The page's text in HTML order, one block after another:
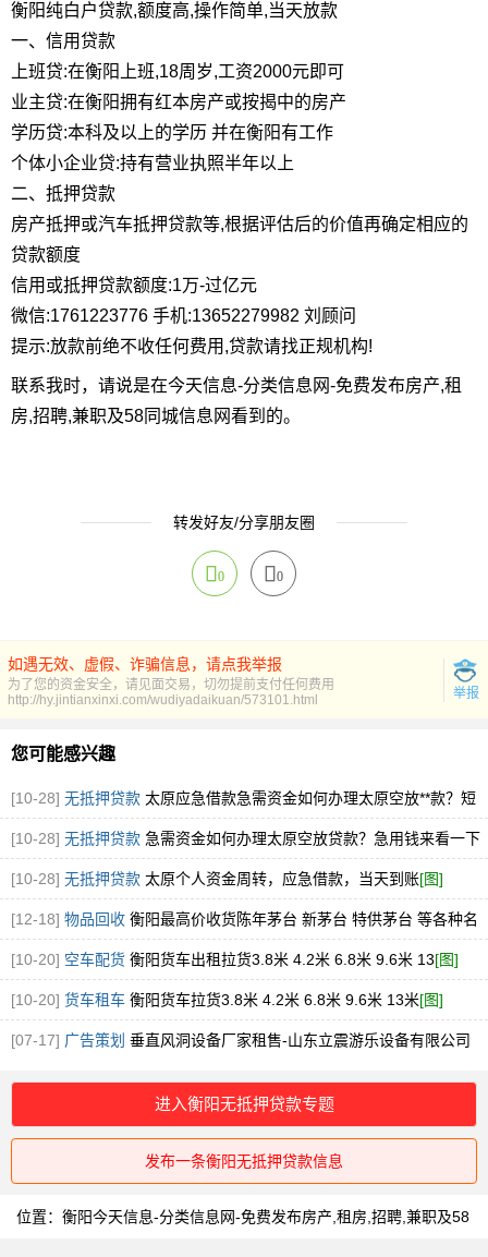
衡阳纯白户贷款,额度高,操作简单,当天放款
一、信用贷款
上班贷:在衡阳上班,18周岁,工资2000元即可
业主贷:在衡阳拥有红本房产或按揭中的房产
学历贷:本科及以上的学历 并在衡阳有工作
个体小企业贷:持有营业执照半年以上
二、抵押贷款
房产抵押或汽车抵押贷款等,根据评估后的价值再确定相应的
贷款额度
信用或抵押贷款额度:1万-过亿元
微信:1761223776 手机:13652279982 刘顾问
提示:放款前绝不收任何费用,贷款请找正规机构!
联系我时，请说是在今天信息-分类信息网-免费发布房产,租
房,招聘,兼职及58同城信息网看到的。
转发好友/分享朋友圈
0 0
如遇无效、虚假、诈骗信息，请点我举报
为了您的资金安全，请见面交易，切勿提前支付任何费用
举报
http://hy.jintianxinxi.com/wudiyadaikuan/573101.html
您可能感兴趣
[10-28] 无抵押贷款 太原应急借款急需资金如何办理太原空放**款？短
期急用钱来看一[图]
[10-28] 无抵押贷款 急需资金如何办理太原空放贷款？急用钱来看一下
[图]
[10-28] 无抵押贷款 太原个人资金周转，应急借款，当天到账[图]
[12-18] 物品回收 衡阳最高价收货陈年茅台 新茅台 特供茅台 等各种名
酒老酒[图]
[10-20] 空车配货 衡阳货车出租拉货3.8米 4.2米 6.8米 9.6米 13[图]
[10-20] 货车租车 衡阳货车拉货3.8米 4.2米 6.8米 9.6米 13米[图]
[07-17] 广告策划 垂直风洞设备厂家租售-山东立震游乐设备有限公司
[图]
进入衡阳无抵押贷款专题
发布一条衡阳无抵押贷款信息
位置： 衡阳今天信息-分类信息网-免费发布房产,租房,招聘,兼职及58